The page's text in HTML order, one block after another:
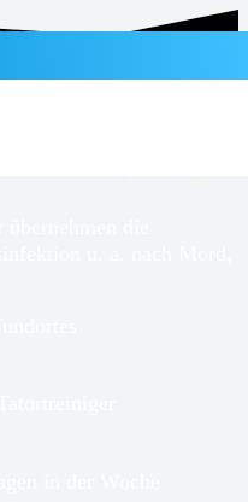
& DESINFEKTION